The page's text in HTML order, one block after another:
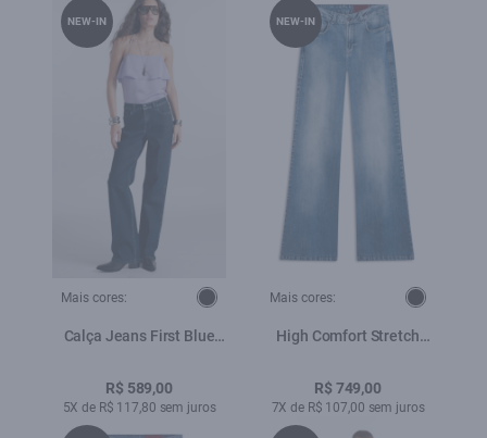
Mais cores:
Calça Jeans First Blue
Lav.Escuro C/ Luva
R$ 589,00
5X de R$ 117,80 sem juros
NEW-IN
Mais cores:
High Comfort Stretch
Lav.Claro C/Used
R$ 749,00
7X de R$ 107,00 sem juros
NEW-IN